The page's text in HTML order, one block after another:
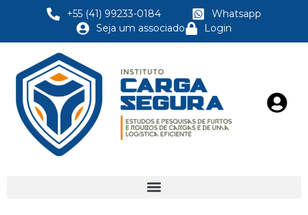
+55 (41) 99233-0184
Whatsapp
Seja um associado
Login